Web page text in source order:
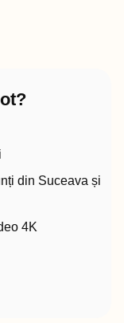
din Suceava și
4K